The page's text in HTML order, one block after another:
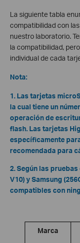
La siguiente tabla
compatibilidad con
nuestro laboratorio.
la compatibilidad,
individual de cada
Nota:
1. Las tarjetas
la cual tiene un
operación de
flash. Las tarjetas
específicamente
recomendada para
2. Según las
V10) y Samsung
compatibles con
Marca